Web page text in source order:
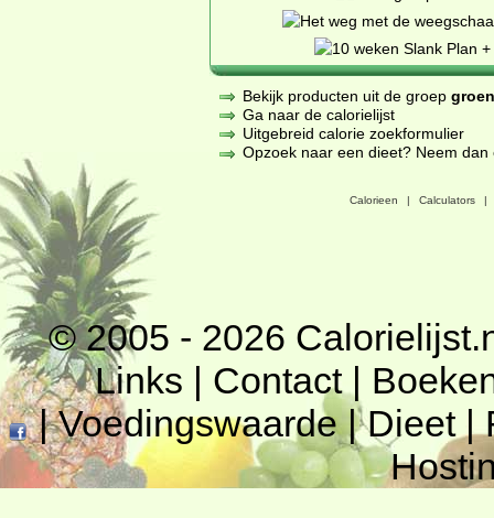
Bekijk producten uit de groep
Ga naar de calorielijst
Uitgebreid calorie zoekformulier
Opzoek naar een dieet? Neem
Calorieen | Calculators |
© 2005 - 2026
Links | Contact|
|Voedingswaarde|Dieet|